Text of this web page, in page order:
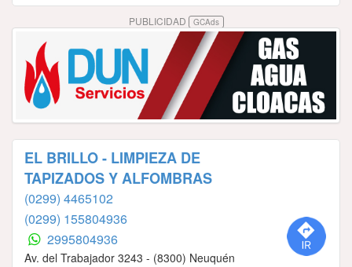
PUBLICIDAD GCAds
EL BRILLO - LIMPIEZA DE
TAPIZADOS Y ALFOMBRAS
(0299) 4465102
(0299) 155804936
2995804936
Av. del Trabajador 3243 - (8300) Neuquén